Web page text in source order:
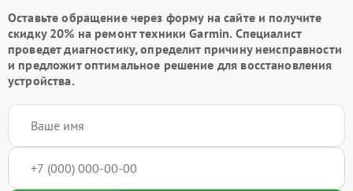
Оставьте обращение через форму на сайте и получите
скидку 20% на ремонт техники Garmin. Специалист
проведет диагностику, определит причину неисправности
и предложит оптимальное решение для восстановления
устройства.